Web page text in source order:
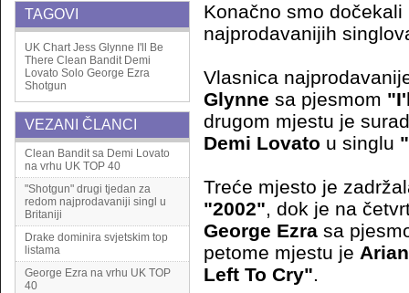
TAGOVI
UK Chart Jess Glynne I'll Be
There Clean Bandit Demi
Lovato Solo George Ezra
Shotgun
VEZANI ČLANCI
Clean Bandit sa Demi Lovato
na vrhu UK TOP 40
"Shotgun" drugi tjedan za
redom najprodavaniji singl u
Britaniji
Drake dominira svjetskim top
listama
George Ezra na vrhu UK TOP
40
Konačno smo
najprodavanijih
Vlasnica
Glynne sa pjesmom
drugom mjestu je
Demi Lovato u singlu
Treće mjesto je
"2002", dok je na
George Ezra sa
petome mjestu je
Left To Cry".